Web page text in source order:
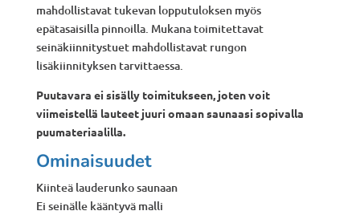
mahdollistavat tukevan lopputuloksen myös
epätasaisilla pinnoilla. Mukana toimitettavat
seinäkiinnitystuet mahdollistavat rungon
lisäkiinnityksen tarvittaessa.
Puutavara ei sisälly toimitukseen, joten voit
viimeistellä lauteet juuri omaan saunaasi sopivalla
puumateriaalilla.
Ominaisuudet
Kiinteä lauderunko saunaan
Ei seinälle kääntyvä malli